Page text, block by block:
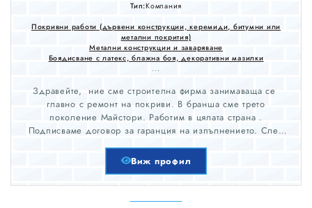
Тип:Компания
Покривни работи (дървени конструкции, керемиди, битумни или
метални покрития)
Метални конструкции и заваряване
Боядисване с латекс, блажна боя, декоративни мазилки
...
Здравейте, ние сме строителна фирма занимаваща се
главно с ремонт на покриви. В бранша сме трето
поколение Майстори. Работим в цялата страна .
Подписваме договор за гаранция на изпълнението. След
рамките от 3 до 5 работни дни ! Не се колебайте да
поискате вашата оферта сега !
Виж профил